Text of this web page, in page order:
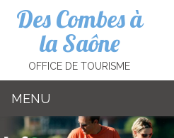
Des Combes à
la Saône
OFFICE DE TOURISME
MENU